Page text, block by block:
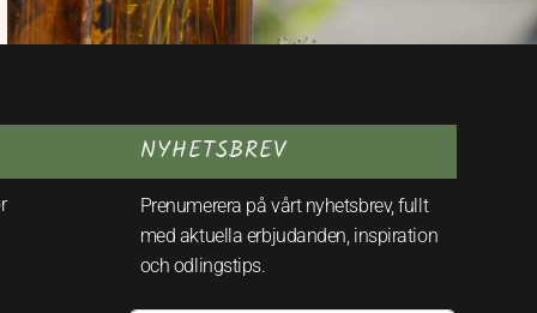
NYHETSBREV
Prenumerera på vårt nyhetsbrev, fullt
med aktuella erbjudanden, inspiration
och odlingstips.